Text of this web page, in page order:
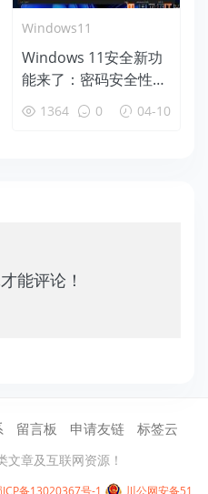
Windows11
Windows 11安全新功
能来了：密码安全性大
大加强1364 0 04-10
能评论！
留言板 申请友链 标签云
章及互联网资源！